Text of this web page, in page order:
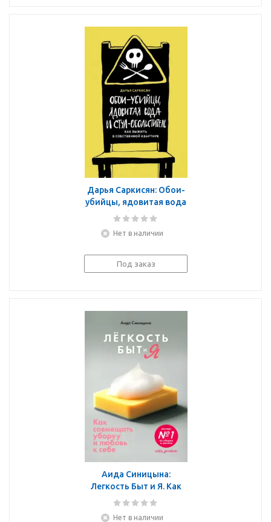
Дарья Саркисян: Обои-
убийцы, ядовитая вода
и стул-обольститель.
собственной квартире
Нет в наличии
Под заказ
Аида Синицына:
Легкость Быт и Я. Как
совмещать уборку и
Нет в наличии